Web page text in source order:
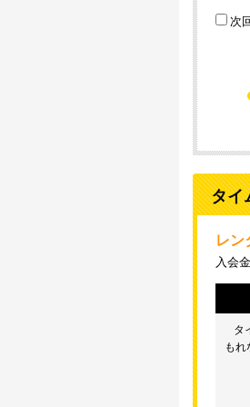
次
タイ
レン
入会
タ
もれ